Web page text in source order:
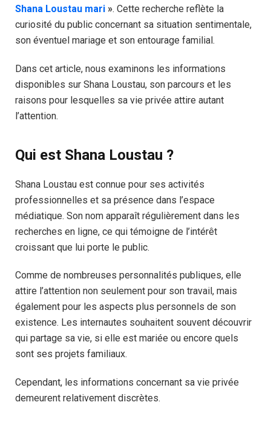
Shana Loustau mari ». Cette recherche reflète la
curiosité du public concernant sa situation sentimentale,
son éventuel mariage et son entourage familial.
Dans cet article, nous examinons les informations
disponibles sur Shana Loustau, son parcours et les
raisons pour lesquelles sa vie privée attire autant
l’attention.
Qui est Shana Loustau ?
Shana Loustau est connue pour ses activités
professionnelles et sa présence dans l’espace
médiatique. Son nom apparaît régulièrement dans les
recherches en ligne, ce qui témoigne de l’intérêt
croissant que lui porte le public.
Comme de nombreuses personnalités publiques, elle
attire l’attention non seulement pour son travail, mais
également pour les aspects plus personnels de son
existence. Les internautes souhaitent souvent découvrir
qui partage sa vie, si elle est mariée ou encore quels
sont ses projets familiaux.
Cependant, les informations concernant sa vie privée
demeurent relativement discrètes.